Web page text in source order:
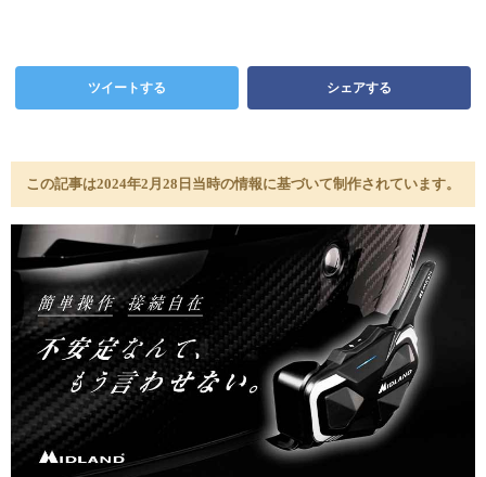
ツイートする シェアする
この記事は2024年2月28日当時の情報に基づいて制作されています。